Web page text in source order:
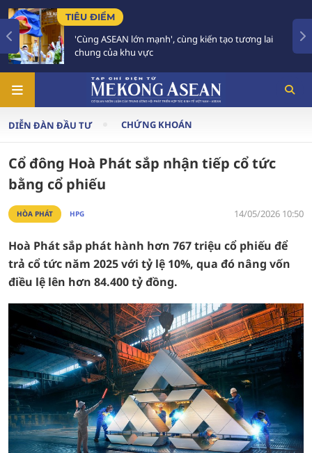
TIÊU ĐIỂM
'Cùng ASEAN lớn mạnh', cùng kiến tạo tương lai
chung của khu vực
DIỄN ĐÀN ĐẦU TƯ CHỨNG KHOÁN
Cổ đông Hoà Phát sắp nhận tiếp cổ tức
bằng cổ phiếu
HÒA PHÁT HPG 14/05/2026 10:50
Hoà Phát sắp phát hành hơn 767 triệu cổ phiếu để
trả cổ tức năm 2025 với tỷ lệ 10%, qua đó nâng vốn
điều lệ lên hơn 84.400 tỷ đồng.